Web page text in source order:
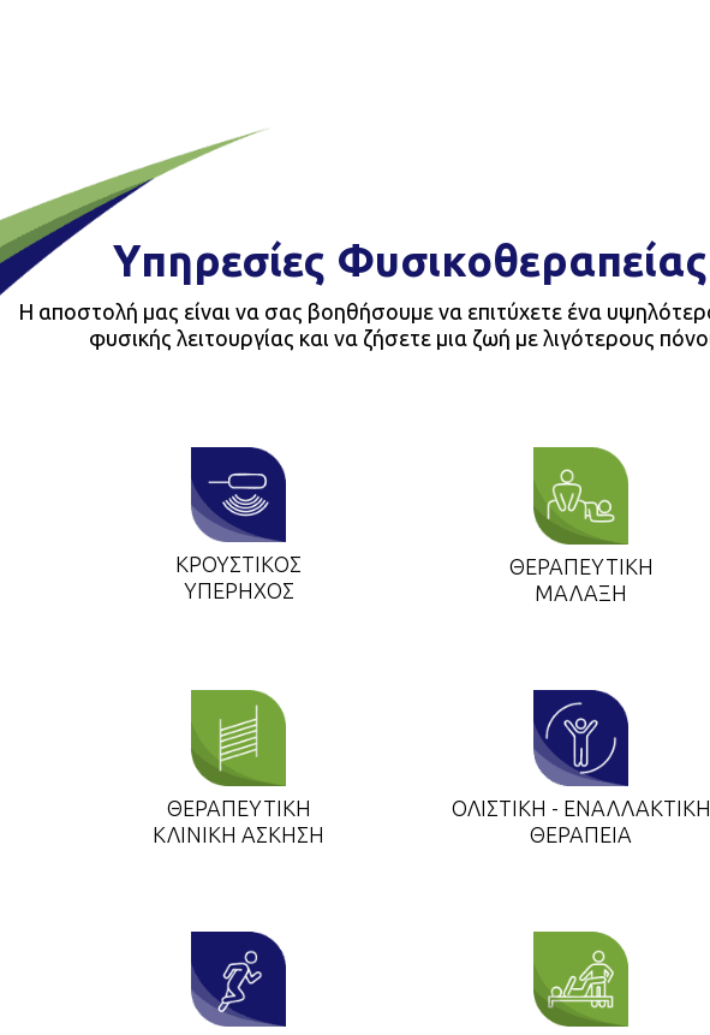
Υπηρεσίες Φυσικοθεραπείας
Η αποστολή μας είναι να σας βοηθήσουμε να επιτύχετε ένα
φυσικής λειτουργίας και να ζήσετε μια ζωή με λιγότερους
ΚΡΟΥΣΤΙΚΟΣ
ΥΠΕΡΗΧΟΣ
ΘΕΡΑΠΕΥΤΙΚΗ
ΜΑΛΑΞΗ
ΘΕΡΑΠΕΥΤΙΚΗ
ΚΛΙΝΙΚΗ ΑΣΚΗΣΗ
ΟΛΙΣΤΙΚΗ - ΕΝΑΛΛΑΚΤΙΚΗ
ΘΕΡΑΠΕΙΑ